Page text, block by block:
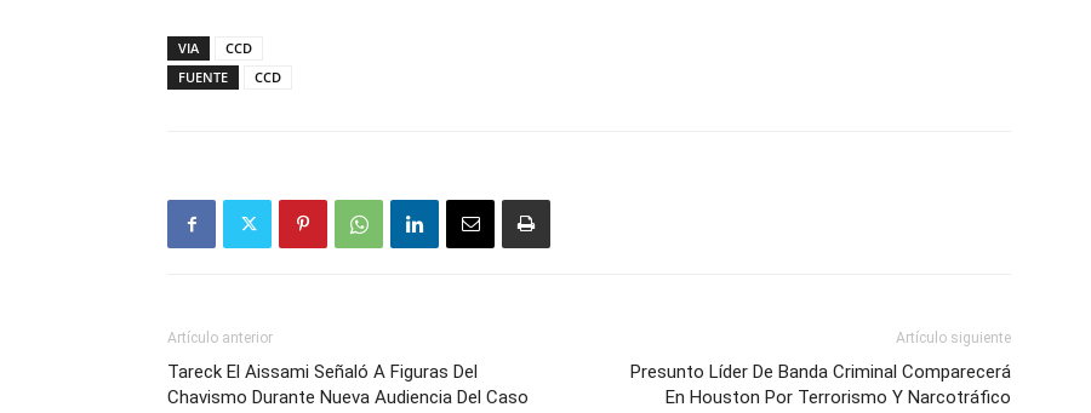
VIA
CCD
FUENTE
CCD
Artículo anterior
Tareck El Aissami Señaló A Figuras Del
Chavismo Durante Nueva Audiencia Del Caso
Artículo siguiente
Presunto Líder De Banda Criminal Comparecerá
En Houston Por Terrorismo Y Narcotráfico